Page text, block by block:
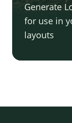
Generate
for use in
layouts